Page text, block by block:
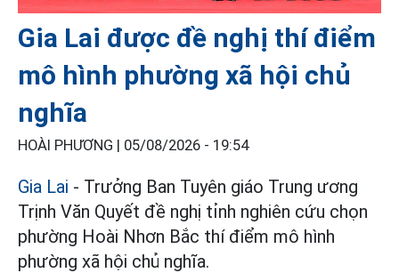
Gia Lai được đề nghị thí điểm
mô hình phường xã hội chủ
nghĩa
HOÀI PHƯƠNG | 05/08/2026 - 19:54
Gia Lai - Trưởng Ban Tuyên giáo Trung ương
Trịnh Văn Quyết đề nghị tỉnh nghiên cứu chọn
phường Hoài Nhơn Bắc thí điểm mô hình
phường xã hội chủ nghĩa.